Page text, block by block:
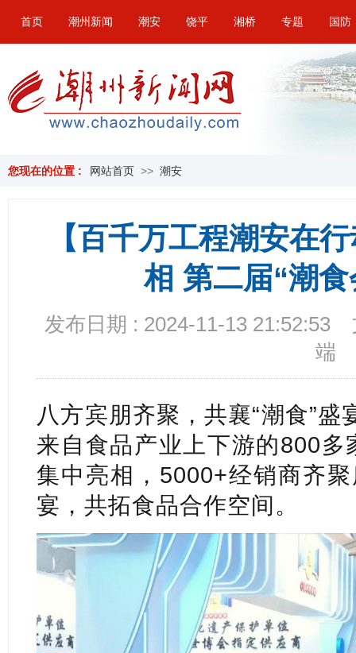
首页 潮州新闻 潮安 饶平 湘桥 专题 国防
您现在的位置 : 网站首页 >> 潮安
【百千万工程潮安在
相 第二届“潮
发布日期 : 2024-11-13 21:52:53
端
八方宾朋齐聚，共襄“潮食”盛
来自食品产业上下游的800
集中亮相，5000+经销商齐
宴，共拓食品合作空间。